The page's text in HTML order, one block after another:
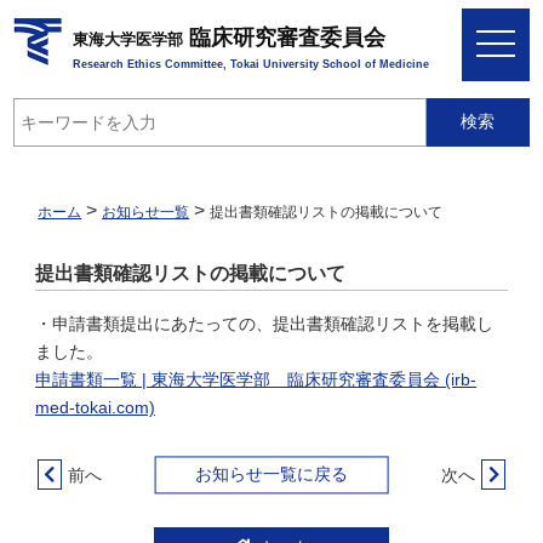
東海大学医学部 臨床研究審査委員会
Research Ethics Committee, Tokai University School of Medicine
toggle
検索
ホーム > お知らせ一覧 >提出書類確認リストの掲載について
提出書類確認リストの掲載について
・申請書類提出にあたっての、提出書類確認リストを掲載し
ました。
申請書類一覧 | 東海大学医学部 臨床研究審査委員会 (irb-
med-tokai.com)
前へ お知らせ一覧に戻る 次へ